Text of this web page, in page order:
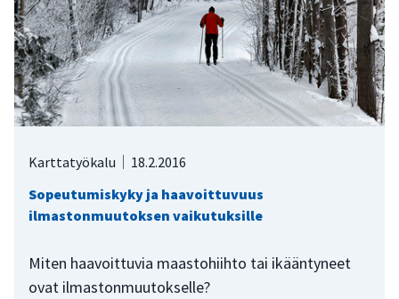
Karttatyökalu
18.2.2016
Sopeutumiskyky ja haavoittuvuus
ilmastonmuutoksen vaikutuksille
Miten haavoittuvia maastohiihto tai ikääntyneet
ovat ilmastonmuutokselle?